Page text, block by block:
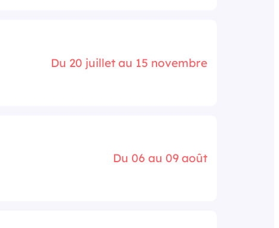
Du 20 juillet au 15 novembre
Du 06 au 09 août